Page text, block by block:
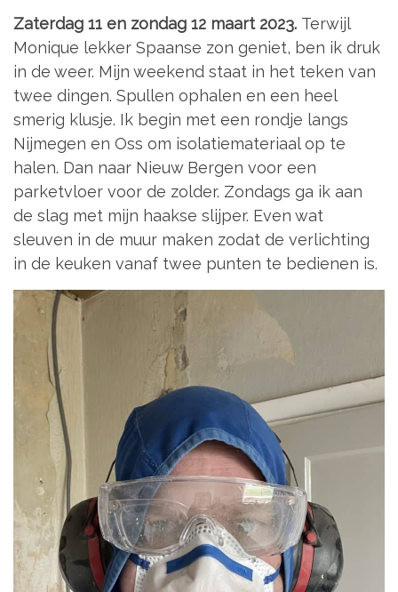
Zaterdag 11 en zondag 12 maart 2023. Terwijl
Monique lekker Spaanse zon geniet, ben ik druk
in de weer. Mijn weekend staat in het teken van
twee dingen. Spullen ophalen en een heel
smerig klusje. Ik begin met een rondje langs
Nijmegen en Oss om isolatiemateriaal op te
halen. Dan naar Nieuw Bergen voor een
parketvloer voor de zolder. Zondags ga ik aan
de slag met mijn haakse slijper. Even wat
sleuven in de muur maken zodat de verlichting
in de keuken vanaf twee punten te bedienen is.